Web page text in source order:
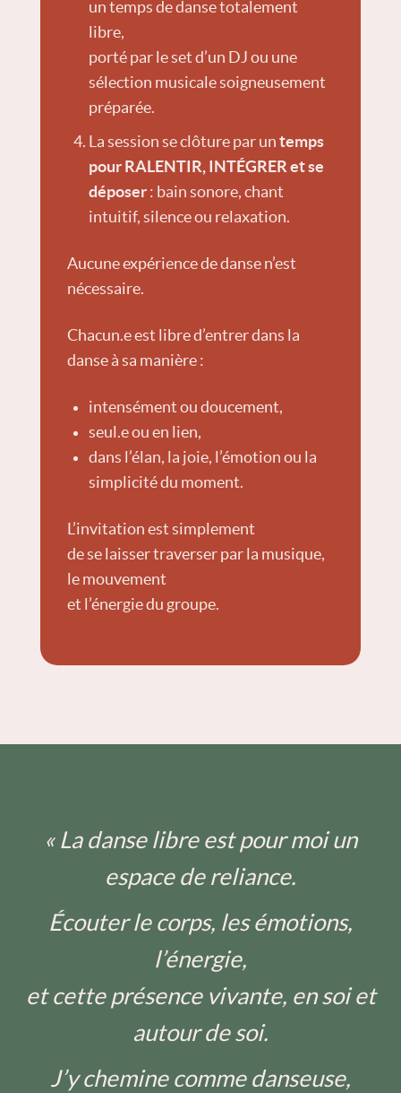
un temps de danse totalement
libre,
porté par le set d’un DJ ou une
sélection musicale soigneusement
préparée.
La session se clôture par un temps
pour RALENTIR, INTÉGRER et se
déposer: bain sonore, chant
intuitif, silence ou relaxation.
Aucune expérience de danse n’est
nécessaire.
Chacun.e est libre d’entrer dans la
danse à sa manière :
intensément ou doucement,
seul.e ou en lien,
dans l’élan, la joie, l’émotion ou la
simplicité du moment.
L’invitation est simplement
de se laisser traverser par la musique,
le mouvement
et l’énergie du groupe.
« La danse libre est pour moi un
espace de reliance.
Écouter le corps, les émotions,
l’énergie,
et cette présence vivante, en soi et
autour de soi.
J’y chemine comme danseuse,